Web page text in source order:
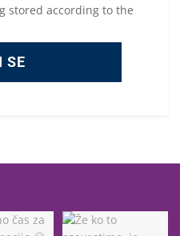
stored according to the